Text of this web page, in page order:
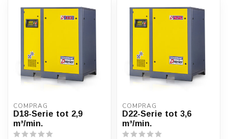
COMPRAG
D18-Serie tot 2,9
m³/min.
COMPRAG
D22-Serie tot 3,6
m³/min.